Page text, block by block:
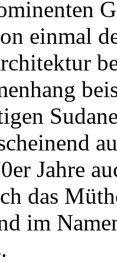
einmal
Jahre
das
im